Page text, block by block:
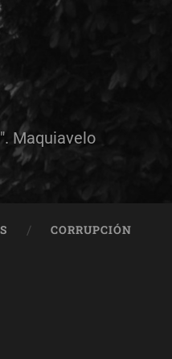
Maquiavelo
CORRUPCIÓN